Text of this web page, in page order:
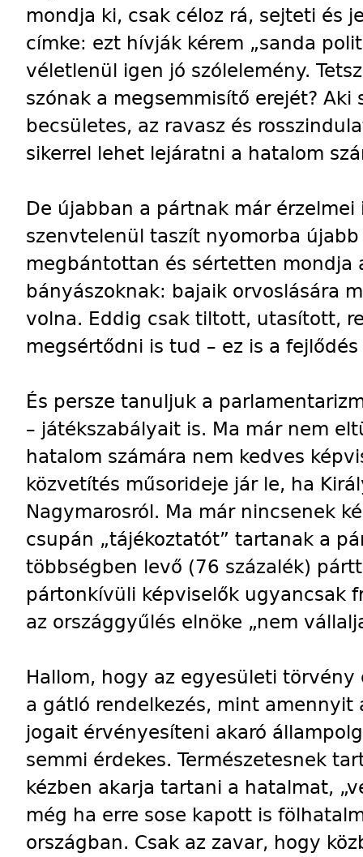
mondja ki, csak céloz rá, sejteti és
címke: ezt hívják kérem „sanda
véletlenül igen jó szólelemény.
szónak a megsemmisítő erejét?
becsületes, az ravasz és
sikerrel lehet lejáratni a hatalom
De újabban a pártnak már érzelmei
szenvtelenül taszít nyomorba
megbántottan és sértetten mondja
bányászoknak: bajaik orvoslására
volna. Eddig csak tiltott, utasított,
megsértődni is tud – ez is a
És persze tanuljuk a
– játékszabályait is. Ma már nem
hatalom számára nem kedves
közvetítés műsorideje jár le, ha
Nagymarosról. Ma már nincsenek
csupán „tájékoztatót” tartanak a
többségben levő (76 százalék)
pártonkívüli képviselők ugyancsak
az országgyűlés elnöke „nem
Hallom, hogy az egyesületi
a gátló rendelkezés, mint amennyit
jogait érvényesíteni akaró
semmi érdekes. Természetesnek
kézben akarja tartani a hatalmat,
még ha erre sose kapott is
országban. Csak az zavar, hogy